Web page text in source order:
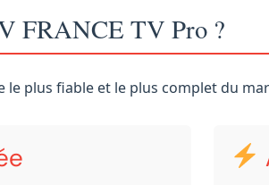
FRANCE TV Pro ?
plus fiable et le plus complet du